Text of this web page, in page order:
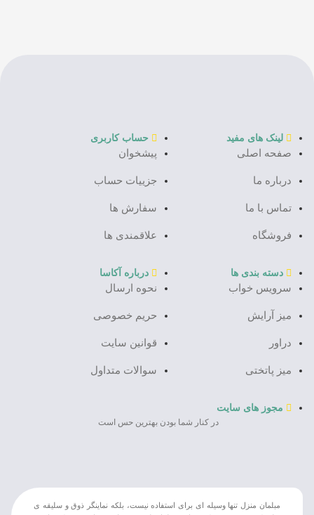
لینک های مفید
صفحه اصلی
درباره ما
تماس با ما
فروشگاه
حساب کاربری
پیشخوان
جزییات حساب
سفارش ها
علاقمندی ها
دسته بندی ها
سرویس خواب
میز آرایش
دراور
میز پاتختی
درباره آکاسا
نحوه ارسال
حریم خصوصی
قوانین سایت
سوالات متداول
مجوز های سایت
در کنار شما بودن بهترین حس است
مبلمان منزل تنها وسیله ای برای استفاده نیست، بلکه نماینگر ذوق و سلیقه ی